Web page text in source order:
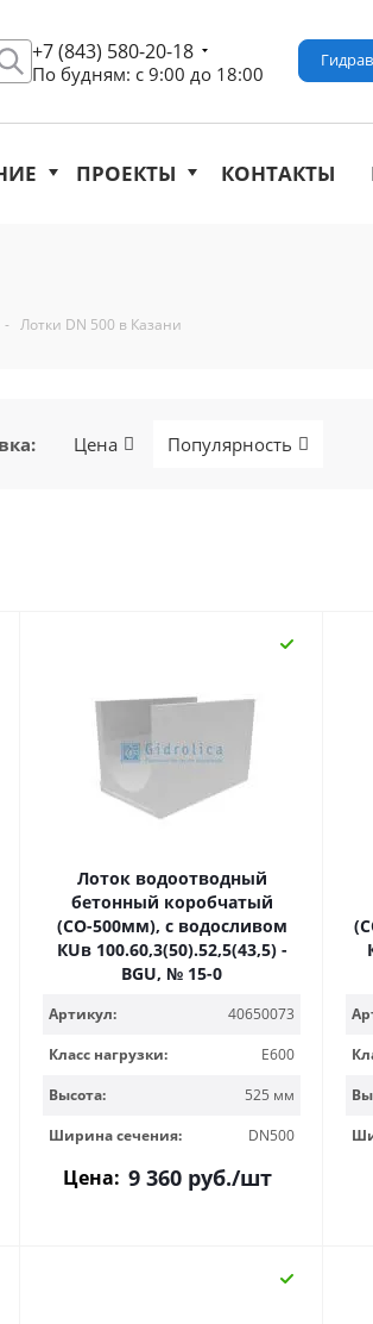
+7 (843) 580-20-18
По будням: с 9:00 до 18:00
ПРОЕКТЫ КОНТАКТЫ
- Лотки DN 500 в Казани
: Цена Популярность
Лоток водоотводный
бетонный коробчатый
(СО-500мм), с водосливом
КUв 100.60,3(50).52,5(43,5) -
BGU, № 15-0
Артикул:
40650073
Класс нагрузки:
E600
Высота:
525 мм
Ширина сечения:
DN500
Цена: 9 360 руб./шт